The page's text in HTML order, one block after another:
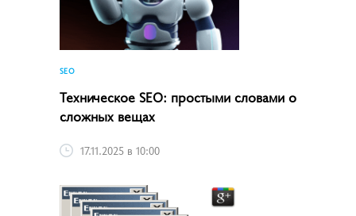
SEO
Техническое SEO: простыми словами о
сложных вещах
17.11.2025 в 10:00